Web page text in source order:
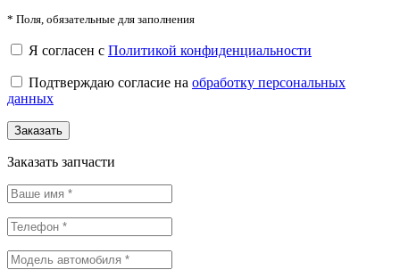
* Поля, обязательные для заполнения
Я согласен с Политикой конфиденциальности
Подтверждаю согласие на обработку персональных
данных
Заказать
Заказать запчасти